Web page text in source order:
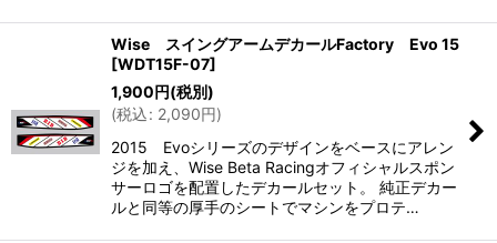
Wise スイングアームデカールFactory Evo 15
[WDT15F-07]
1,900円(税別)
(税込: 2,090円)
2015 Evoシリーズのデザインをベースにアレン
ジを加え、Wise Beta Racingオフィシャルスポン
サーロゴを配置したデカールセット。 純正デカー
ルと同等の厚手のシートでマシンをプロテ…